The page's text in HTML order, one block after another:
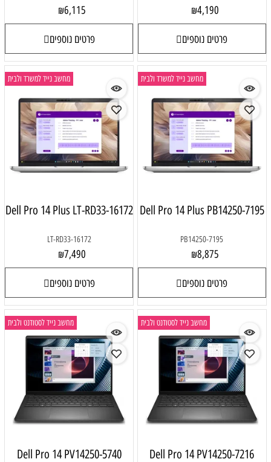
₪4,190
פרטים נוספים
₪6,115
פרטים נוספים
מחשב נייד למשרד ולבית
Dell Pro 14 Plus PB14250-7195
PB14250-7195
₪8,875
פרטים נוספים
מחשב נייד למשרד ולבית
Dell Pro 14 Plus LT-RD33-16172
LT-RD33-16172
₪7,490
פרטים נוספים
מחשב נייד לסטודנט ולבית
Dell Pro 14 PV14250-7216
מחשב נייד לסטודנט ולבית
Dell Pro 14 PV14250-5740